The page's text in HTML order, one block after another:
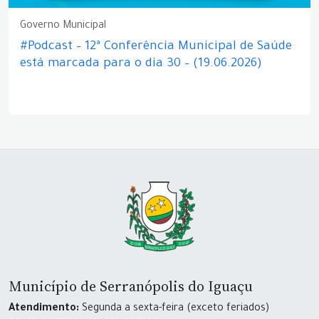
Governo Municipal
#Podcast – 12ª Conferência Municipal de Saúde
está marcada para o dia 30 – (19.06.2026)
Município de Serranópolis do Iguaçu
Atendimento: Segunda a sexta-feira (exceto feriados)